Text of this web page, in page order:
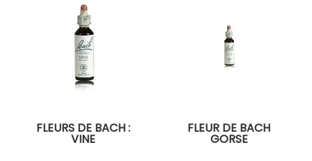
FLEURS DE BACH :
VINE
FLEUR DE BACH
GORSE